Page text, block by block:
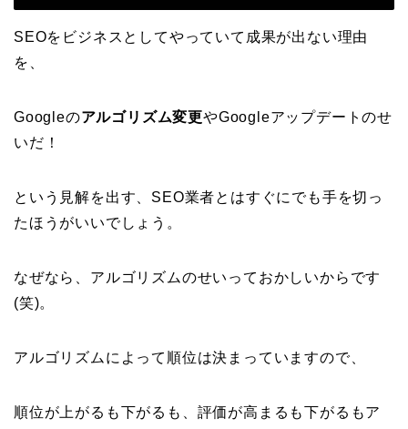
SEOをビジネスとしてやっていて成果が出ない理由
を、
Googleのアルゴリズム変更やGoogleアップデートのせ
いだ！
という見解を出す、SEO業者とはすぐにでも手を切っ
たほうがいいでしょう。
なぜなら、アルゴリズムのせいっておかしいからです
(笑)。
アルゴリズムによって順位は決まっていますので、
順位が上がるも下がるも、評価が高まるも下がるもア